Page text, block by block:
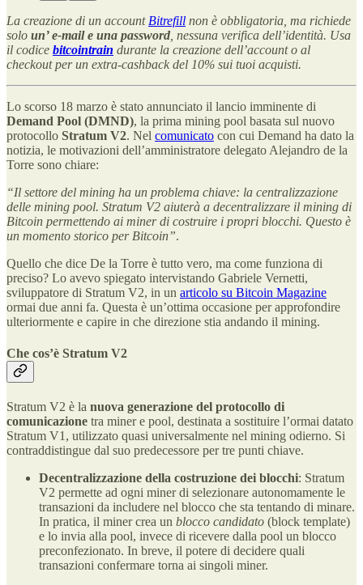
La creazione di un account Bitrefill non è obbligatoria, ma richiede
solo un’ e-mail e una password , nessuna verifica dell’identità. Usa
il codice bitcointrain durante la creazione dell’account o al
checkout per un extra-cashback del 10% sui tuoi acquisti.
Lo scorso 18 marzo è stato annunciato il lancio imminente di
Demand Pool (DMND), la prima mining pool basata sul nuovo
protocollo Stratum V2​. Nel comunicato con cui Demand ha dato la
notizia, le motivazioni dell’amministratore delegato Alejandro de la
Torre sono chiare:
“Il settore del mining ha un problema chiave: la centralizzazione
delle mining pool. Stratum V2 aiuterà a decentralizzare il mining di
Bitcoin permettendo ai miner di costruire i propri blocchi. Questo è
un momento storico per Bitcoin”​.
Quello che dice De la Torre è tutto vero, ma come funziona di
preciso? Lo avevo spiegato intervistando Gabriele Vernetti,
sviluppatore di Stratum V2, in un articolo su Bitcoin Magazine
ormai due anni fa. Questa è un’ottima occasione per approfondire
ulteriormente e capire in che direzione stia andando il mining.
Che cos’è Stratum V2
Stratum V2 è la nuova generazione del protocollo di
comunicazione tra miner e pool, destinata a sostituire l’ormai datato
Stratum V1, utilizzato quasi universalmente nel mining odierno. Si
contraddistingue dal suo predecessore per tre punti chiave.
Decentralizzazione della costruzione dei blocchi: Stratum
V2 permette ad ogni miner di selezionare autonomamente le
transazioni da includere nel blocco che sta tentando di minare.
In pratica, il miner crea un blocco candidato (block template)
e lo invia alla pool, invece di ricevere dalla pool un blocco
preconfezionato​. In breve, il potere di decidere quali
transazioni confermare torna ai singoli miner.